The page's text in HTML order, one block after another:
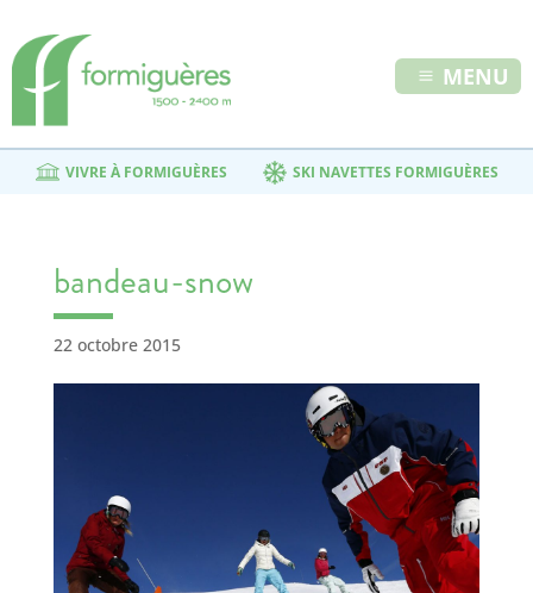
MENU
VIVRE À FORMIGUÈRES SKI NAVETTES FORMIGUÈRES
bandeau-snow
22 octobre 2015